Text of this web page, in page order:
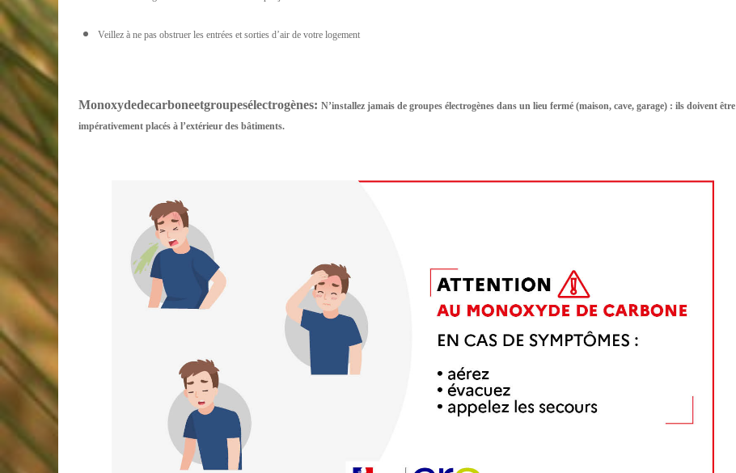
Veillez à ne pas obstruer les entrées et sorties d’air de votre logement
Monoxydedecarboneetgroupesélectrogènes: N’installez jamais de groupes électrogènes dans un lieu fermé (maison, cave, garage) : ils doivent être
impérativement placés à l’extérieur des bâtiments.